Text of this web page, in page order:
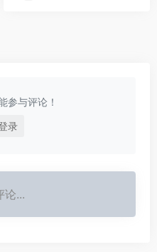
参与评论！
录
论...